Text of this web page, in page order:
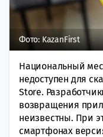
Фото: KazanFirst
Национальный
недоступен для
Store.
возвращения
неизвестны. При
смартфонах